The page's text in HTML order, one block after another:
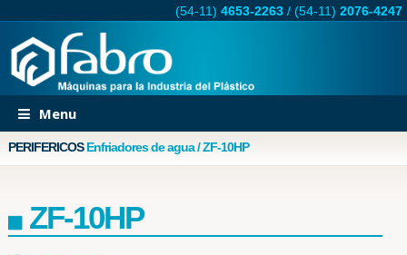
(54-11) 4653-2263 / (54-11) 2076-4247
Menu
PERIFERICOSEnfriadores de agua / ZF-10HP
ZF-10HP